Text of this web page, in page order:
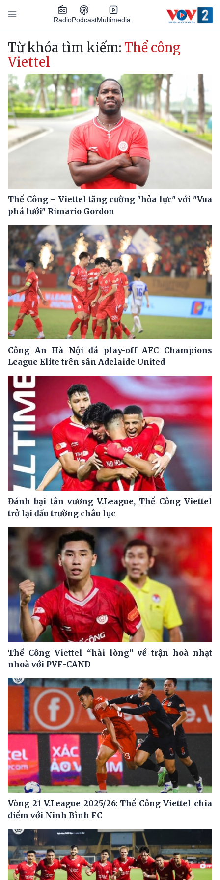
Nhảy đến nội dung
RadioPodcastMultimedia
Main navigation
Từ khóa tìm kiếm: Thể công
Viettel
Thể Công – Viettel tăng cường "hỏa lực" với "Vua
phá lưới" Rimario Gordon
Công An Hà Nội đá play-off AFC Champions
League Elite trên sân Adelaide United
Đánh bại tân vương V.League, Thể Công Viettel
trở lại đấu trường châu lục
Thể Công Viettel “hài lòng” về trận hoà nhạt
nhoà với PVF-CAND
Vòng 21 V.League 2025/26: Thể Công Viettel chia
điểm với Ninh Bình FC